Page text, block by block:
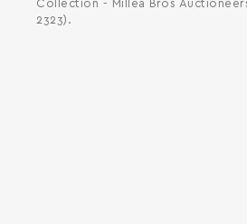
Collection - Millea Bros
2323).